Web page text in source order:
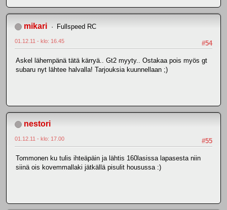
mikari Fullspeed RC
#54
01.12.11 - klo: 16.45
Askel lähempänä tätä kärryä.. Gt2 myyty.. Ostakaa pois myös gt
subaru nyt lähtee halvalla! Tarjouksia kuunnellaan ;)
nestori
#55
01.12.11 - klo: 17.00
Tommonen ku tulis ihteäpäin ja lähtis 160lasissa lapasesta niin
siinä ois kovemmallaki jätkällä pisulit housussa :)